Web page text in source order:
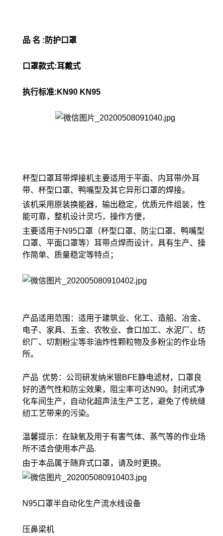
品 名 :防护口罩
口罩款式:耳戴式
执行标准:KN90 KN95
杯型口罩耳带焊接机主要适用于平面、内耳带/外耳
带、杯型口罩、鸭嘴型及其它异形口罩的焊接。
该机采用原装换能器，输出稳定，优质元件组装，性
能可靠，整机设计灵巧，操作方便，
主要适用于N95口罩（杯型口罩、防尘口罩、鸭嘴型
口罩、平面口罩等）耳带点焊而设计，具有生产、操
作简单、质量稳定等特点；
产品适用范围：适用于建筑业、化工、造船、冶金、
电子、家具、五金、农牧业、食口加工、水泥厂、纺
织厂、切割粉尘等非油炸性颗粒物及多粉尘的作业场
所。
产品 优势：公司研发纳米银BFE静电滤材，口罩良
好的透气性和防尘效果，阻尘率可达N90。封闭式净
化车间生产，自动化超声法生产工艺，避免了传统缝
纫工艺带来的污染。
温馨提示：在缺氧及用于有害气体、蒸气等的作业场
所不适合使用本产品.
由于本品属于随弃式口罩，请及时更换。
N95口罩半自动化生产流水线设备
压鼻梁机